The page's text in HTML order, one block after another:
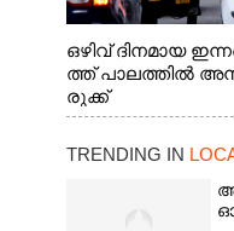
ഒഴിവ് ദിനമായ
ത്ത് പാലത്തിൽ
രുക്ക്
TRENDING IN